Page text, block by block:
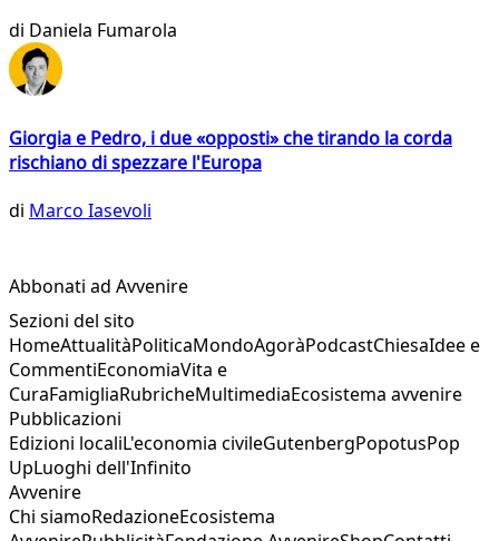
di Daniela Fumarola
Giorgia e Pedro, i due «opposti» che tirando la corda
rischiano di spezzare l'Europa
di Marco Iasevoli
Abbonati ad Avvenire
Sezioni del sito
HomeAttualitàPoliticaMondoAgoràPodcastChiesaIdee e
CommentiEconomiaVita e
CuraFamigliaRubricheMultimediaEcosistema avvenire
Pubblicazioni
Edizioni localiL'economia civileGutenbergPopotusPop
UpLuoghi dell'Infinito
Avvenire
Chi siamoRedazioneEcosistema